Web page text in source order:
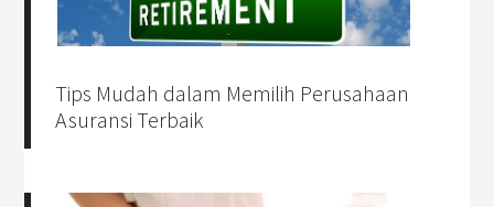
Tips Mudah dalam Memilih Perusahaan
Asuransi Terbaik